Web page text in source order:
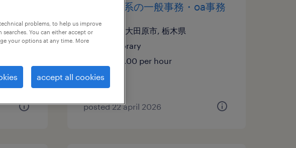
メーカー系の一般事務・oa事務
栃木県大田原市, 栃木県
temporary
¥1330.00 per hour
posted 22 april 2026
problems, to help us improve
You can either accept or
your options at any time. More
accept all cookies